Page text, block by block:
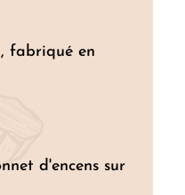
fabriqué en
d'encens sur